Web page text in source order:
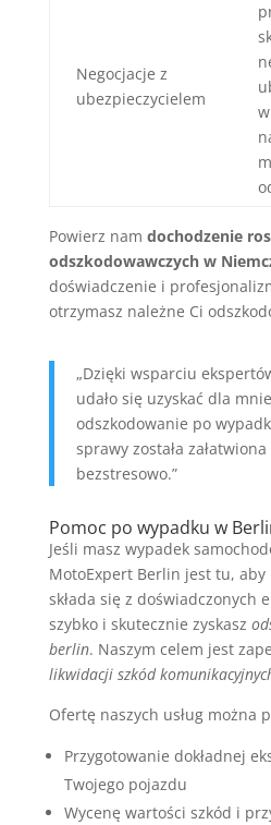
Negocjacje z
ubezpieczycielem
Powierz nam dochodzenie
odszkodowawczych w
doświadczenie i
otrzymasz należne Ci
„Dzięki wsparciu
udało się uzyskać dla
odszkodowanie po
sprawy została
bezstresowo.”
Pomoc po wypadku w
Jeśli masz wypadek
MotoExpert Berlin jest tu, aby
składa się z doświadczonych
szybko i skutecznie zyskasz
berlin. Naszym celem jest
likwidacji szkód
Ofertę naszych usług można
Przygotowanie dokładnej
Twojego pojazdu
Wycenę wartości szkód i